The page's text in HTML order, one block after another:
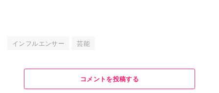
インフルエンサー 芸能
コメントを投稿する